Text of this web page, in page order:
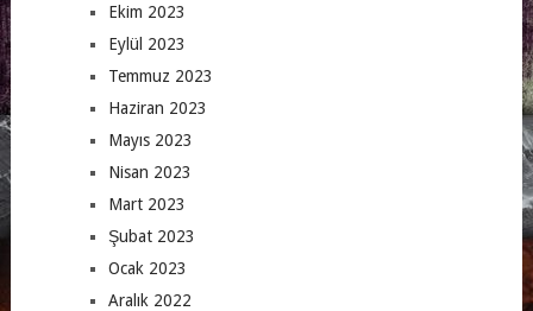
Ekim 2023
Eylül 2023
Temmuz 2023
Haziran 2023
Mayıs 2023
Nisan 2023
Mart 2023
Şubat 2023
Ocak 2023
Aralık 2022